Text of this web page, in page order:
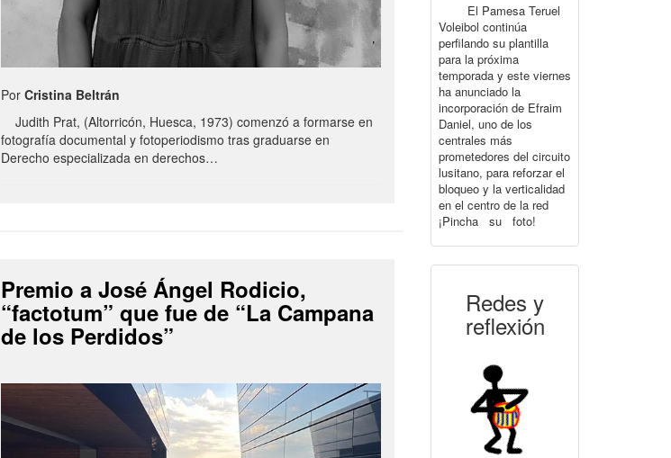
PorCristina Beltrán
Judith Prat, (Altorricón, Huesca, 1973) comenzó a formarse en
fotografía documental y fotoperiodismo tras graduarse en
Derecho especializada en derechos…
Premio a José Ángel Rodicio,
“factotum” que fue de “La Campana
de los Perdidos”
El Pamesa Teruel
Voleibol continúa
perfilando su plantilla
para la próxima
temporada y este viernes
ha anunciado la
incorporación de Efraim
Daniel, uno de los
centrales más
prometedores del circuito
lusitano, para reforzar el
bloqueo y la verticalidad
en el centro de la red
¡Pincha su foto!
Redes y
reflexión